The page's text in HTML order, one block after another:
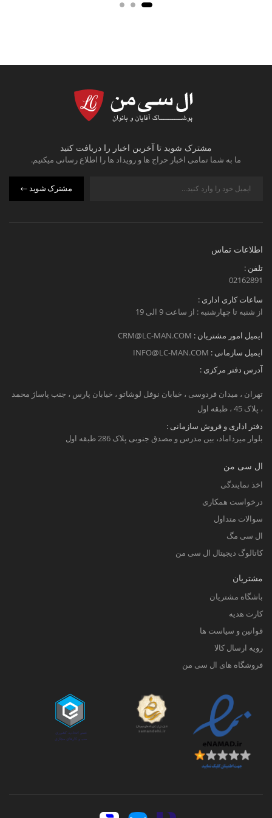
مشترک شوید تا آخرین اخبار را دریافت کنید
ما به شما تمامی اخبار حراج ها و رویداد ها را اطلاع رسانی میکنیم.
مشترک شوید
اطلاعات تماس
تلفن :
02162891
ساعات کاری اداری :
از شنبه تا چهارشنبه : از ساعت 9 الی 19
ایمیل امور مشتریان : CRM@LC-MAN.COM
ایمیل سازمانی : INFO@LC-MAN.COM
آدرس دفتر مرکزی :
تهران ، میدان فردوسی ، خبابان نوفل لوشاتو ، خیابان پارس ، جنب پاساژ محمد
، پلاک 45 ، طبقه اول
دفتر اداری و فروش سازمانی :
بلوار میرداماد، بین مدرس و مصدق جنوبی پلاک 286 طبقه اول
ال سی من
اخذ نمایندگی
درخواست همکاری
سوالات متداول
ال سی مگ
کاتالوگ دیجیتال ال سی من
مشتریان
باشگاه مشتریان
کارت هدیه
قوانین و سیاست ها
رویه ارسال کالا
فروشگاه های ال سی من